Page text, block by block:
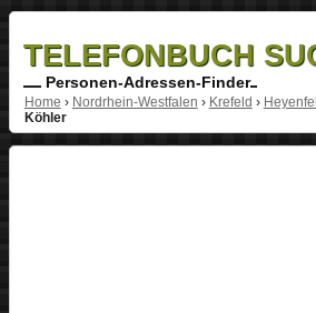
TELEFONBUCH
Personen-Adressen-Finder
Home › Nordrhein-Westfalen › Krefeld ›
Köhler